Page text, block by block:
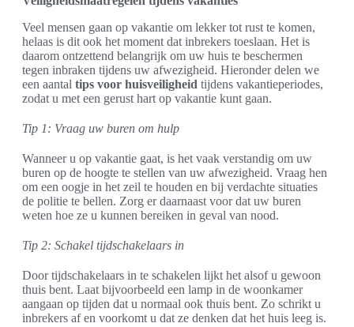
Veel mensen gaan op vakantie om lekker tot rust te komen,
helaas is dit ook het moment dat inbrekers toeslaan. Het is
daarom ontzettend belangrijk om uw huis te beschermen
tegen inbraken tijdens uw afwezigheid. Hieronder delen we
een aantal tips voor huisveiligheid tijdens vakantieperiodes,
zodat u met een gerust hart op vakantie kunt gaan.
Tip 1: Vraag uw buren om hulp
Wanneer u op vakantie gaat, is het vaak verstandig om uw
buren op de hoogte te stellen van uw afwezigheid. Vraag hen
om een oogje in het zeil te houden en bij verdachte situaties
de politie te bellen. Zorg er daarnaast voor dat uw buren
weten hoe ze u kunnen bereiken in geval van nood.
Tip 2: Schakel tijdschakelaars in
Door tijdschakelaars in te schakelen lijkt het alsof u gewoon
thuis bent. Laat bijvoorbeeld een lamp in de woonkamer
aangaan op tijden dat u normaal ook thuis bent. Zo schrikt u
inbrekers af en voorkomt u dat ze denken dat het huis leeg is.